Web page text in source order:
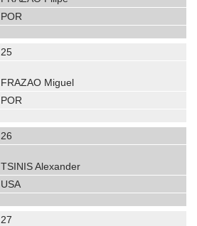
POR
25
FRAZAO Miguel
POR
26
TSINIS Alexander
USA
27